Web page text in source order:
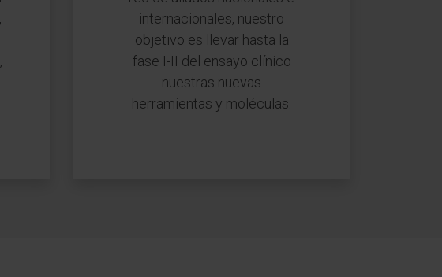
internacionales, nuestro
objetivo es llevar hasta la
fase I-II del ensayo clínico
nuestras nuevas
herramientas y moléculas.